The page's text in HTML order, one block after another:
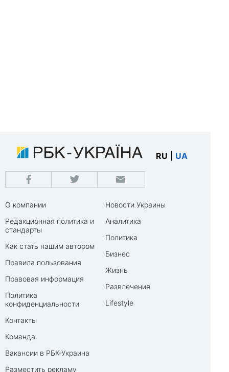
RU UA
О компании
Редакционная политика и
стандарты
Как стать нашим автором
Правила пользования
Правовая информация
Политика
конфиденциальности
Контакты
Команда
Вакансии в РБК-Украина
Разместить рекламу
Новости Украины
Аналитика
Политика
Бизнес
Жизнь
Развлечения
Lifestyle